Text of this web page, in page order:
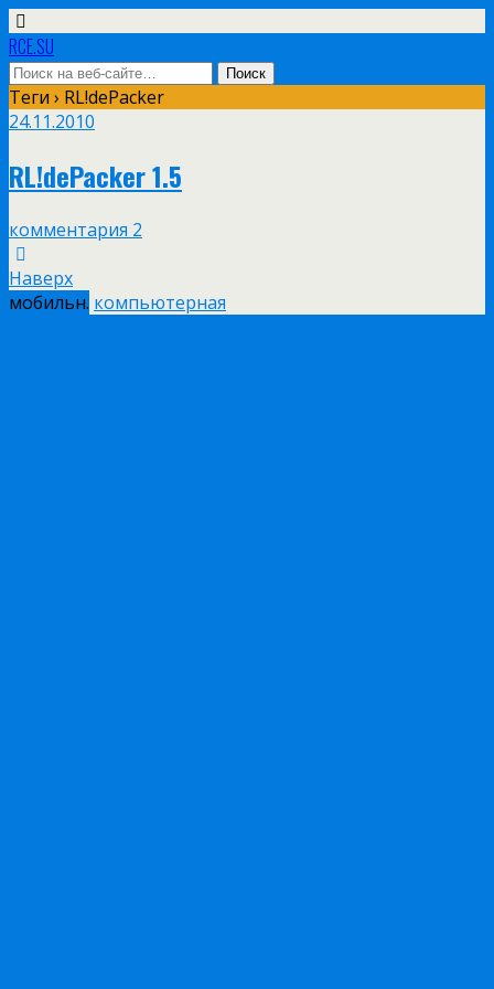
RCE.SU
Теги › RL!dePacker
24.11.2010
RL!dePacker 1.5
комментария 2
Наверх
мобильн. компьютерная